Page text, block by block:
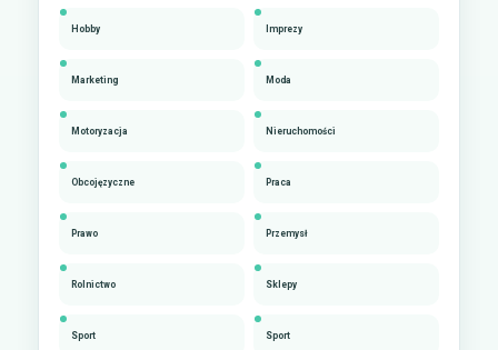
Hobby Imprezy
Marketing Moda
Motoryzacja Nieruchomości
Obcojęzyczne Praca
Prawo Przemysł
Rolnictwo Sklepy
Sport Sport